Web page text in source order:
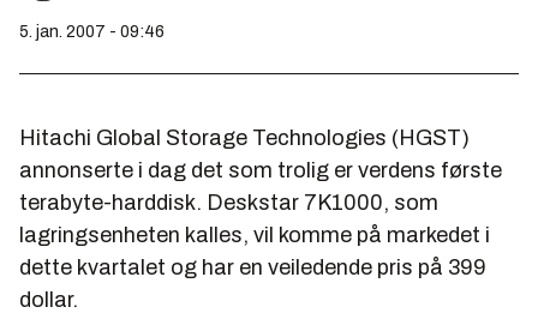
5. jan. 2007 - 09:46
Hitachi Global Storage Technologies (HGST)
annonserte i dag det som trolig er verdens første
terabyte-harddisk. Deskstar 7K1000, som
lagringsenheten kalles, vil komme på markedet i
dette kvartalet og har en veiledende pris på 399
dollar.